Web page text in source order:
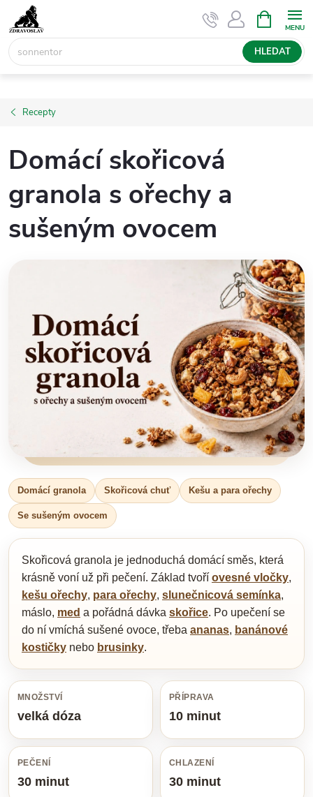
na
obsah
HLEDAT
NÁKUPNÍ
KOŠÍK
Recepty
Domácí skořicová
granola s ořechy a
sušeným ovocem
Domácí granola Skořicová chuť Kešu a para ořechy
Se sušeným ovocem
Skořicová granola je jednoduchá domácí směs, která
krásně voní už při pečení. Základ tvoří ovesné vločky,
kešu ořechy, para ořechy, slunečnicová semínka,
máslo, med a pořádná dávka skořice. Po upečení se
do ní vmíchá sušené ovoce, třeba ananas, banánové
kostičky nebo brusinky.
MNOŽSTVÍ
velká dóza
PŘÍPRAVA
10 minut
PEČENÍ
30 minut
CHLAZENÍ
30 minut